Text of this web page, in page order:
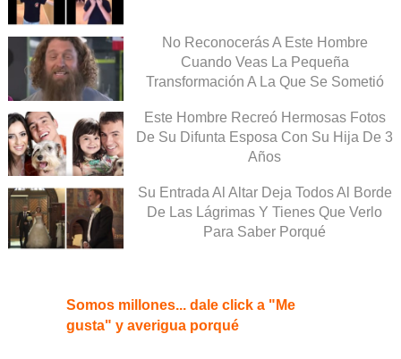
No Reconocerás A Este Hombre
Cuando Veas La Pequeña
Transformación A La Que Se Sometió
Este Hombre Recreó Hermosas Fotos
De Su Difunta Esposa Con Su Hija De 3
Años
Su Entrada Al Altar Deja Todos Al Borde
De Las Lágrimas Y Tienes Que Verlo
Para Saber Porqué
Somos millones... dale click a "Me
gusta" y averigua porqué